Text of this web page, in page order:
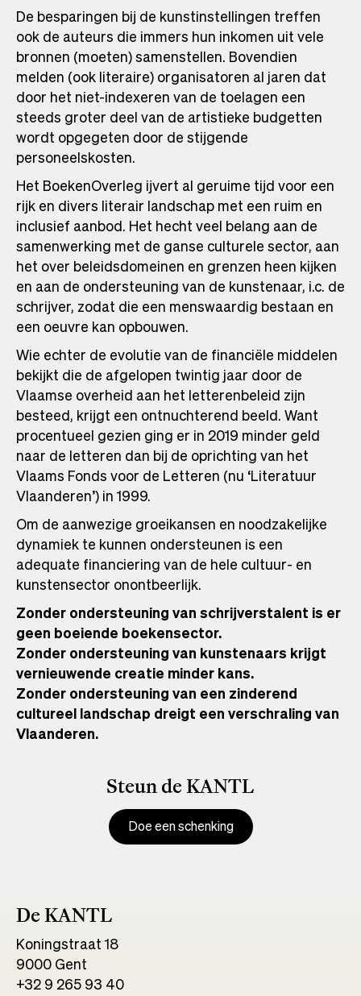
De besparingen bij de kunstinstellingen treffen
ook de auteurs die immers hun inkomen uit vele
bronnen (moeten) samenstellen. Bovendien
melden (ook literaire) organisatoren al jaren dat
door het niet-indexeren van de toelagen een
steeds groter deel van de artistieke budgetten
wordt opgegeten door de stijgende
personeelskosten.
Het BoekenOverleg ijvert al geruime tijd voor een
rijk en divers literair landschap met een ruim en
inclusief aanbod. Het hecht veel belang aan de
samenwerking met de ganse culturele sector, aan
het over beleidsdomeinen en grenzen heen kijken
en aan de ondersteuning van de kunstenaar, i.c. de
schrijver, zodat die een menswaardig bestaan en
een oeuvre kan opbouwen.
Wie echter de evolutie van de financiële middelen
bekijkt die de afgelopen twintig jaar door de
Vlaamse overheid aan het letterenbeleid zijn
besteed, krijgt een ontnuchterend beeld. Want
procentueel gezien ging er in 2019 minder geld
naar de letteren dan bij de oprichting van het
Vlaams Fonds voor de Letteren (nu ‘Literatuur
Vlaanderen’) in 1999.
Om de aanwezige groeikansen en noodzakelijke
dynamiek te kunnen ondersteunen is een
adequate financiering van de hele cultuur- en
kunstensector onontbeerlijk.
Zonder ondersteuning van schrijverstalent is er
geen boeiende boekensector.
Zonder ondersteuning van kunstenaars krijgt
vernieuwende creatie minder kans.
Zonder ondersteuning van een zinderend
cultureel landschap dreigt een verschraling van
Vlaanderen.
Steun de KANTL
Doe een schenking
De KANTL
Koningstraat 18
9000 Gent
+32 9 265 93 40